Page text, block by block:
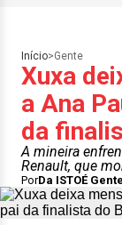
Início>Gente
Xuxa
a Ana
da
A mineira
Renault, que
PorDa ISTOÉ Gente